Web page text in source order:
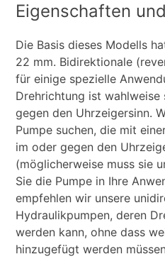
Eigenschaften
Die Basis dieses Modells
22 mm. Bidirektionale
für einige spezielle
Drehrichtung ist wahlweise
gegen den Uhrzeigersinn.
Pumpe suchen, die mit
im oder gegen den
(möglicherweise muss sie
Sie die Pumpe in Ihre
empfehlen wir unsere
Hydraulikpumpen, deren
werden kann, ohne dass
hinzugefügt werden